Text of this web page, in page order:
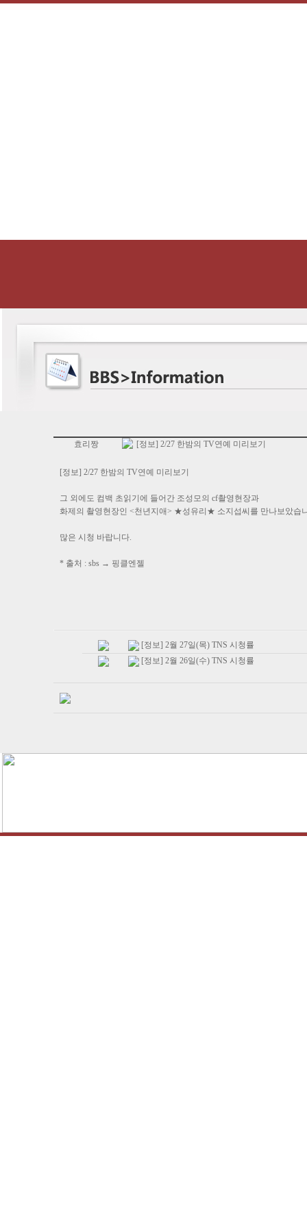
효리짱 [정보] 2/27 한밤의 TV연예 미리보기
[정보] 2/27 한밤의 TV연예 미리보기
그 외에도 컴백 초읽기에 들어간 조성모의 cf촬영현장과
화제의 촬영현장인 <천년지애> ★성유리★ 소지섭씨를 만나보았습
많은 시청 바랍니다.
* 출처 : sbs → 핑클엔젤
[정보] 2월 27일(목) TNS 시청률
[정보] 2월 26일(수) TNS 시청률